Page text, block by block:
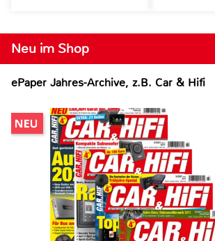
Neu im Shop
ePaper Jahres-Archive, z.B. Car & Hifi